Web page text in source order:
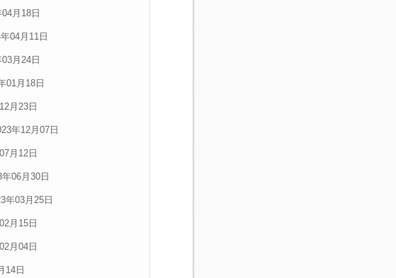
月18日
月11日
月24日
月18日
23日
12月07日
12日
月30日
03月25日
15日
04日
日